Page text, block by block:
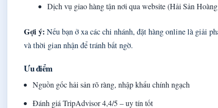
Dịch vụ giao hàng tận nơi qua website (Hải Sản
Gợi ý: Nếu bạn ở xa các chi nhánh, đặt hàng online là giải
và thời gian nhận để tránh bất ngờ.
Ưu điểm
Nguồn gốc hải sản rõ ràng, nhập khẩu chính ngạch
Đánh giá TripAdvisor 4,4/5 – uy tín tốt